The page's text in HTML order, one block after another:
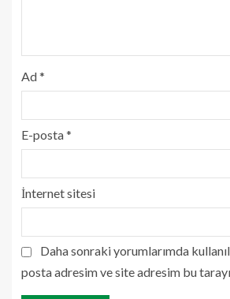
Ad*
E-posta*
İnternet sitesi
Daha sonraki yorumlarımda
posta adresim ve site adresim bu